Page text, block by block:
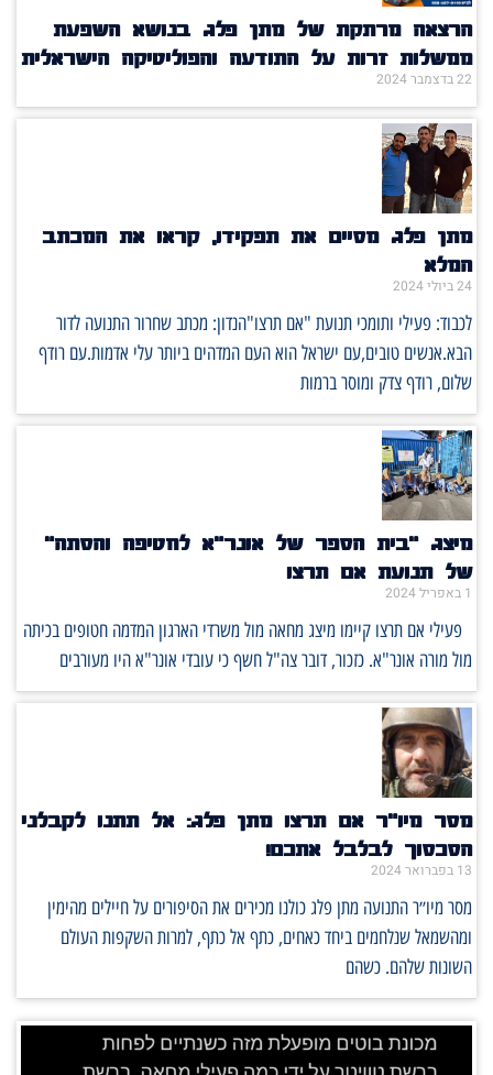
הרצאה מרתקת של מתן פלג בנושא השפעת
ממשלות זרות על התודעה והפוליטיקה הישראלית
22 בדצמבר 2024
מתן פלג מסיים את תפקידו, קראו את המכתב
המלא
24 ביולי 2024
לכבוד: פעילי ותומכי תנועת "אם תרצו"הנדון: מכתב שחרור התנועה לדור
הבא.אנשים טובים,עם ישראל הוא העם המדהים ביותר עלי אדמות.עם רודף
שלום, רודף צדק ומוסר ברמות
מיצג "בית הספר של אונר"א לחטיפה והסתה"
של תנועת אם תרצו
1 באפריל 2024
פעילי אם תרצו קיימו מיצג מחאה מול משרדי הארגון המדמה חטופים בכיתה
מול מורה אונר"א. כזכור, דובר צה"ל חשף כי עובדי אונר"א היו מעורבים
מסר מיו״ר אם תרצו מתן פלג: אל תתנו לקבלני
הסכסוך לבלבל אתכם!
13 בפברואר 2024
מסר מיו״ר התנועה מתן פלג כולנו מכירים את הסיפורים על חיילים מהימין
ומהשמאל שנלחמים ביחד כאחים, כתף אל כתף, למרות השקפות העולם
השונות שלהם. כשהם